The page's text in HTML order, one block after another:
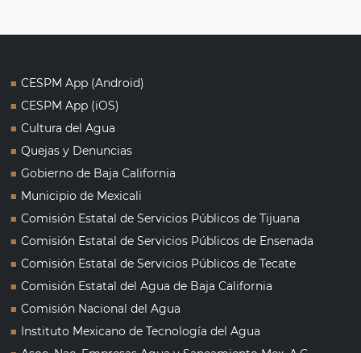
■ CESPM App (Android)
■ CESPM App (iOS)
■ Cultura del Agua
■ Quejas y Denuncias
■ Gobierno de Baja California
■ Municipio de Mexicali
■ Comisión Estatal de Servicios Públicos de Tijuana
■ Comisión Estatal de Servicios Públicos de Ensenada
■ Comisión Estatal de Servicios Públicos de Tecate
■ Comisión Estatal del Agua de Baja California
■ Comisión Nacional del Agua
■ Instituto Mexicano de Tecnología del Agua